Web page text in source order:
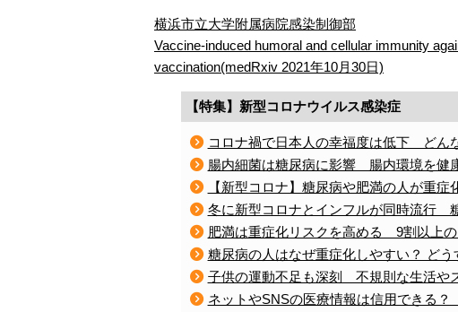
横浜市立大学附属病院感染制御部
Vaccine-induced humoral and cellular immunity
vaccination(medRxiv 2021年10月30日)
【特集】新型コロナウイルス感染症
コロナ禍で日本人の幸福度は低下 どん
腸内細菌は糖尿病に影響 腸内環境を健
【新型コロナ】糖尿病や肥満の人が重
冬に新型コロナとインフルが同時流行
肥満は重症化リスクを高める 9割以上
糖尿病の人はなぜ重症化しやすい？ ど
子供の運動不足も深刻 不規則な生活や
ネットやSNSの医療情報は信用できる